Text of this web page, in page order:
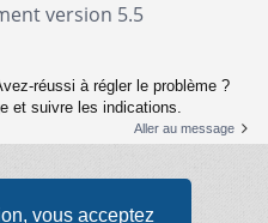
vous acceptez
version 5.5
réussi à régler le problème ?
et suivre les indications.
Aller au message